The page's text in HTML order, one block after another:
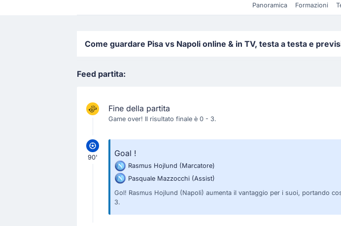
Panoramica Formazioni
Come guardare Pisa vs Napoli online & in TV, testa a testa e
Feed partita:
Fine della partita
Game over! Il risultato finale è 0 - 3.
90' Goal !
Rasmus Hojlund (Marcatore)
Pasquale Mazzocchi (Assist)
Gol! Rasmus Hojlund (Napoli) aumenta il vantaggio per i suoi, portando
3.